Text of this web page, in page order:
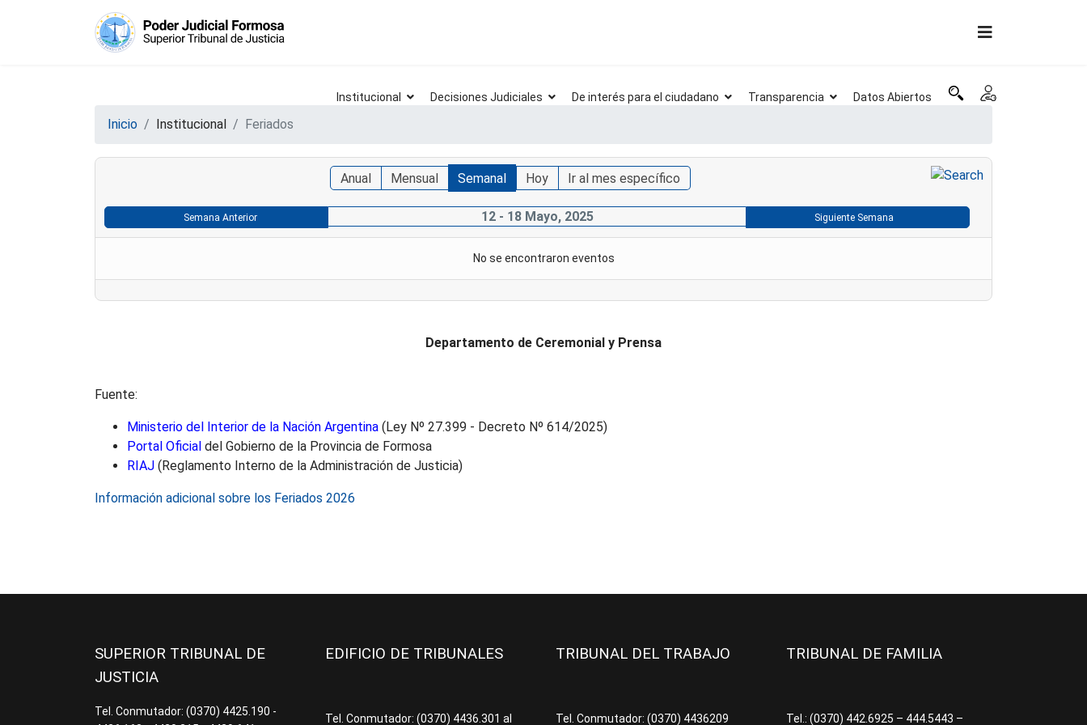
Institucional Decisiones Judiciales De interés para el ciudadano Transparencia Datos Abiertos
Inicio Institucional Feriados
Anual Mensual Semanal Hoy Ir al mes específico
Semana Anterior 12 - 18 Mayo, 2025 Siguiente Semana
No se encontraron eventos
Departamento de Ceremonial y Prensa
Fuente:
Ministerio del Interior de la Nación Argentina (Ley Nº 27.399 - Decreto Nº 614/2025)
Portal Oficial del Gobierno de la Provincia de Formosa
RIAJ (Reglamento Interno de la Administración de Justicia)
Información adicional sobre los Feriados 2026
SUPERIOR TRIBUNAL DE
JUSTICIA
Tel. Conmutador: (0370) 4425.190 -
EDIFICIO DE TRIBUNALES
Tel. Conmutador: (0370) 4436.301 al
TRIBUNAL DEL TRABAJO
Tel. Conmutador: (0370) 4436209
TRIBUNAL DE FAMILIA
Tel.: (0370) 442.6925 – 444.5443 –